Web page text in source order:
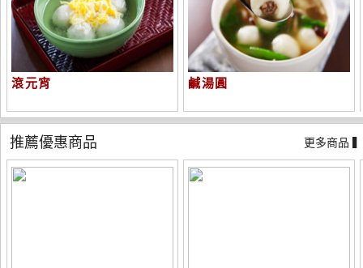
滾元宵 鹹湯圓
推薦優惠商品 更多商品 ▍